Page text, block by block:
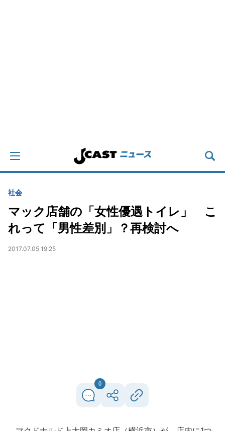
社会
マック店舗の「女性優遇トイレ」 こ
れって「男性差別」？再検討へ
2017.07.05 19:25
0